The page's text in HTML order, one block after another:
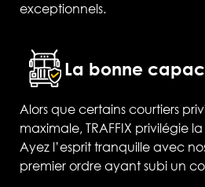
exceptionnels.
La bonne
Alors que certains courtiers
maximale, TRAFFIX privilégie
Ayez l’esprit tranquille avec
premier ordre ayant subi un